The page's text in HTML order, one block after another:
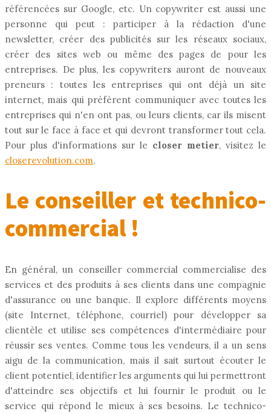
référencées sur Google, etc. Un copywriter est aussi une
personne qui peut : participer à la rédaction d'une
newsletter, créer des publicités sur les réseaux sociaux,
créer des sites web ou même des pages de pour les
entreprises. De plus, les copywriters auront de nouveaux
preneurs : toutes les entreprises qui ont déjà un site
internet, mais qui préfèrent communiquer avec toutes les
entreprises qui n'en ont pas, ou leurs clients, car ils misent
tout sur le face à face et qui devront transformer tout cela.
Pour plus d'informations sur le closer metier, visitez le
closerevolution.com.
Le conseiller et technico-
commercial !
En général, un conseiller commercial commercialise des
services et des produits à ses clients dans une compagnie
d'assurance ou une banque. Il explore différents moyens
(site Internet, téléphone, courriel) pour développer sa
clientèle et utilise ses compétences d'intermédiaire pour
réussir ses ventes. Comme tous les vendeurs, il a un sens
aigu de la communication, mais il sait surtout écouter le
client potentiel, identifier les arguments qui lui permettront
d'atteindre ses objectifs et lui fournir le produit ou le
service qui répond le mieux à ses besoins. Le technico-